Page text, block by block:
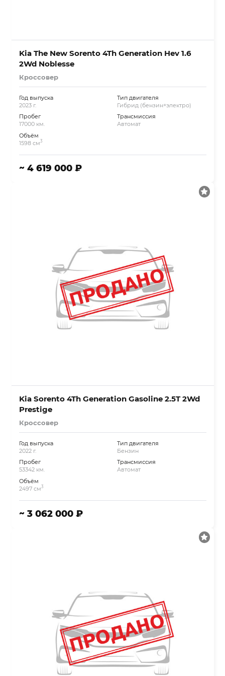
Kia The New Sorento 4Th Generation Hev 1.6
2Wd Noblesse
Кроссовер
Год выпуска
2023 г.
Пробег
17000 км.
Объём
1598 см3
Тип двигателя
Гибрид (бензин+электро)
Трансмиссия
Автомат
~ 4 619 000 ₽
Kia Sorento 4Th Generation Gasoline 2.5T 2Wd
Prestige
Кроссовер
Год выпуска
2022 г.
Пробег
53342 км.
Объём
2497 см3
Тип двигателя
Бензин
Трансмиссия
Автомат
~ 3 062 000 ₽